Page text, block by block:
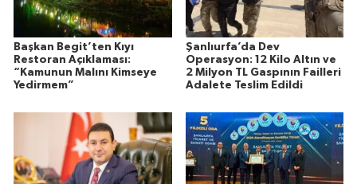
Başkan Begit’ten Kıyı
Restoran Açıklaması:
“Kamunun Malını Kimseye
Yedirmem”
Şanlıurfa’da Dev
Operasyon: 12 Kilo Altın ve
2 Milyon TL Gaspının Failleri
Adalete Teslim Edildi